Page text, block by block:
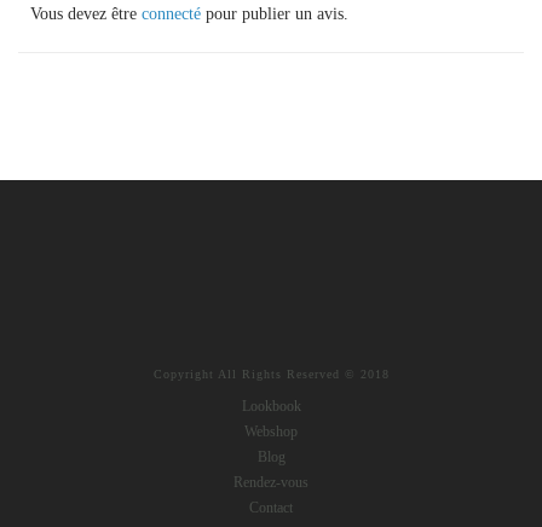
Vous devez être connecté pour publier un avis.
Copyright All Rights Reserved © 2018
Lookbook
Webshop
Blog
Rendez-vous
Contact